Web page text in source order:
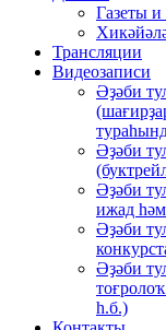
Газеты
Трансляции
Видеозаписи
Әҙәби
Әҙәби
Әҙәби
ижад
Әҙәби
Әҙәби
һ.б.)